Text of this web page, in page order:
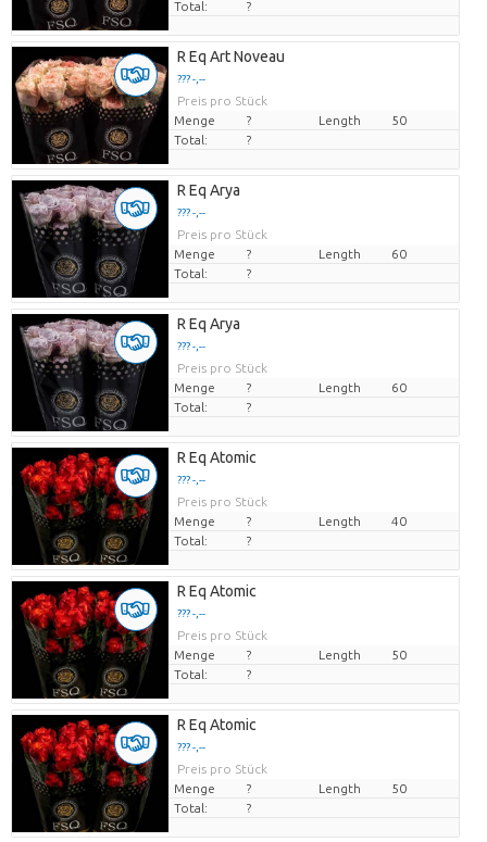
Total: ?
R Eq Art Noveau
??? -,--
Preis pro Stück
Menge
? Length
50
Total:
?
R Eq Arya
??? -,--
Preis pro Stück
Menge
? Length
60
Total:
?
R Eq Arya
??? -,--
Preis pro Stück
Menge
? Length
60
Total:
?
R Eq Atomic
??? -,--
Preis pro Stück
Menge
? Length
40
Total:
?
R Eq Atomic
??? -,--
Preis pro Stück
Menge
? Length
50
Total:
?
R Eq Atomic
??? -,--
Preis pro Stück
Menge
? Length
50
Total:
?